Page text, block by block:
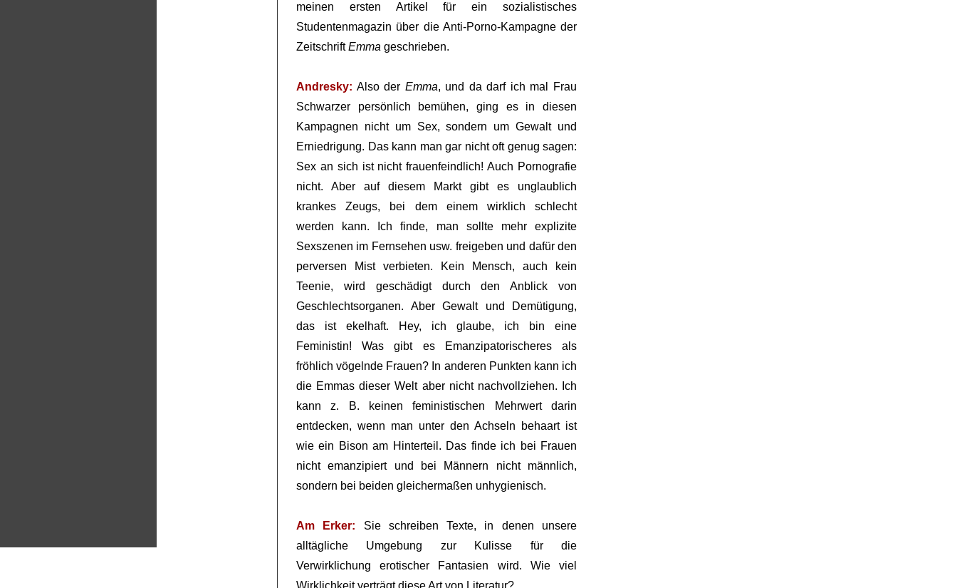
meinen ersten Artikel für ein sozialistisches
Studentenmagazin über die Anti-Porno-Kampagne der
ZeitschriftEmma geschrieben.
Andresky: Also der Emma, und da darf ich mal Frau
Schwarzer persönlich bemühen, ging es in diesen
Kampagnen nicht um Sex, sondern um Gewalt und
Erniedrigung. Das kann man gar nicht oft genug sagen:
Sex an sich ist nicht frauenfeindlich! Auch Pornografie
nicht. Aber auf diesem Markt gibt es unglaublich
krankes Zeugs, bei dem einem wirklich schlecht
werden kann. Ich finde, man sollte mehr explizite
Sexszenen im Fernsehen usw. freigeben und dafür den
perversen Mist verbieten. Kein Mensch, auch kein
Teenie, wird geschädigt durch den Anblick von
Geschlechtsorganen. Aber Gewalt und Demütigung,
das ist ekelhaft. Hey, ich glaube, ich bin eine
Feministin! Was gibt es Emanzipatorischeres als
fröhlich vögelnde Frauen? In anderen Punkten kann ich
die Emmas dieser Welt aber nicht nachvollziehen. Ich
kann z. B. keinen feministischen Mehrwert darin
entdecken, wenn man unter den Achseln behaart ist
wie ein Bison am Hinterteil. Das finde ich bei Frauen
nicht emanzipiert und bei Männern nicht männlich,
sondern bei beiden gleichermaßen unhygienisch.
Am Erker: Sie schreiben Texte, in denen unsere
alltägliche Umgebung zur Kulisse für die
Verwirklichung erotischer Fantasien wird. Wie viel
Wirklichkeit verträgt diese Art von Literatur?